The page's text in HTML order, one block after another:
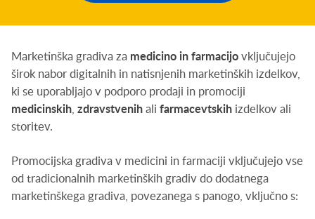
Marketinška gradiva za medicino in farmacijo vključujejo
širok nabor digitalnih in natisnjenih marketinških izdelkov,
ki se uporabljajo v podporo prodaji in promociji
medicinskih zdravstvenih ali farmacevtskih izdelkov ali
storitev.
Promocijska gradiva v medicini in farmaciji vključujejo vse
od tradicionalnih marketinških gradiv do dodatnega
marketinškega gradiva, povezanega s panogo, vključno s: